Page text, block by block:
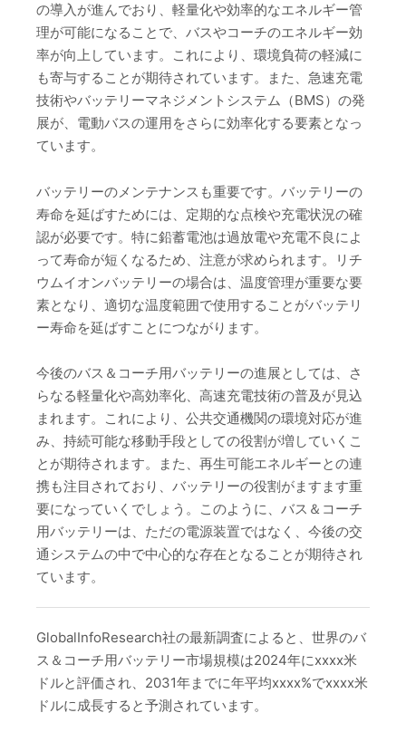
の導入が進んでおり、軽量化や効率的なエネルギー管
理が可能になることで、バスやコーチのエネルギー効
率が向上しています。これにより、環境負荷の軽減に
も寄与することが期待されています。また、急速充電
技術やバッテリーマネジメントシステム（BMS）の発
展が、電動バスの運用をさらに効率化する要素となっ
ています。
バッテリーのメンテナンスも重要です。バッテリーの
寿命を延ばすためには、定期的な点検や充電状況の確
認が必要です。特に鉛蓄電池は過放電や充電不良によ
って寿命が短くなるため、注意が求められます。リチ
ウムイオンバッテリーの場合は、温度管理が重要な要
素となり、適切な温度範囲で使用することがバッテリ
ー寿命を延ばすことにつながります。
今後のバス＆コーチ用バッテリーの進展としては、さ
らなる軽量化や高効率化、高速充電技術の普及が見込
まれます。これにより、公共交通機関の環境対応が進
み、持続可能な移動手段としての役割が増していくこ
とが期待されます。また、再生可能エネルギーとの連
携も注目されており、バッテリーの役割がますます重
要になっていくでしょう。このように、バス＆コーチ
用バッテリーは、ただの電源装置ではなく、今後の交
通システムの中で中心的な存在となることが期待され
ています。
GlobalInfoResearch社の最新調査によると、世界のバ
ス＆コーチ用バッテリー市場規模は2024年にxxxx米
ドルと評価され、2031年までに年平均xxxx%でxxxx米
ドルに成長すると予測されています。